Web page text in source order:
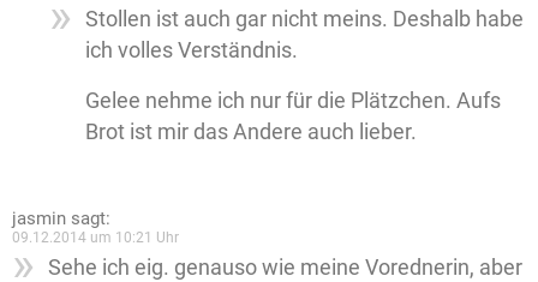
Stollen ist auch gar nicht meins. Deshalb habe
ich volles Verständnis.
Gelee nehme ich nur für die Plätzchen. Aufs
Brot ist mir das Andere auch lieber.
jasmin sagt:
09.12.2014 um 10:21 Uhr
Sehe ich eig. genauso wie meine Vorednerin, aber